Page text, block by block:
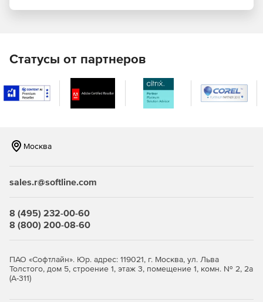
ошибок, интеграция с RaptorXML.
Полная поддержка XML Schema 1.1.
поддержка XPath 3.0.
разработки Visual Studio и Eclipse.
Редактор DTD и конвертер DTD-схем.
таксономии (редактор только в Enterprise).
Статусы от партнеров
Москва
sales.r@softline.com
8 (495) 232-00-60
8 (800) 200-08-60
ПАО «Софтлайн». Юр. адрес: 119021, г. Москва, ул. Льва
Толстого, дом 5, строение 1, этаж 3, помещение 1, комн. № 2, 2а
(А-311)